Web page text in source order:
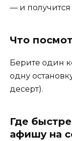
— и
Что
Берите один
одну
десерт).
Где
афишу на